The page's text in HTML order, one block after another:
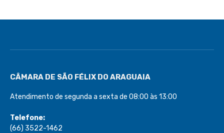
CÂMARA DE SÃO FÉLIX DO ARAGUAIA
Atendimento de segunda a sexta de 08:00 às 13:00
Telefone:
(66) 3522-1462